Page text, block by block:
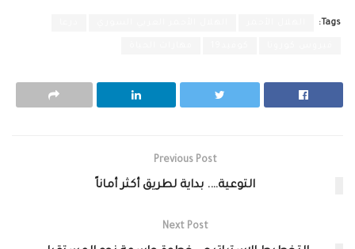
Tags:
Previous Post
التوعية…. بداية لطريق أكثر أماناً
Next Post